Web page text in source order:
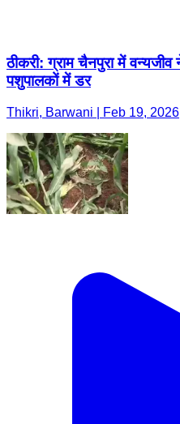
ठीकरी: ग्राम चैनपुरा में वन्यजीव
पशुपालकों में डर
Thikri, Barwani | Feb 19, 2026